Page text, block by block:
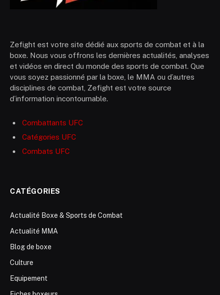
Zefight est votre site dédié aux sports de combat et à la
boxe. Nous vous offrons les dernières actualités, analyses
et vidéos en direct du monde des sports de combat. Que
vous soyez passionné par la boxe, le MMA ou d’autres
disciplines de combat, Zefight est votre source
d’information incontournable.
Combattants UFC
Catégories UFC
Combats UFC
CATÉGORIES
Actualité Boxe & Sports de Combat
Actualité MMA
Blog de boxe
Culture
Equipement